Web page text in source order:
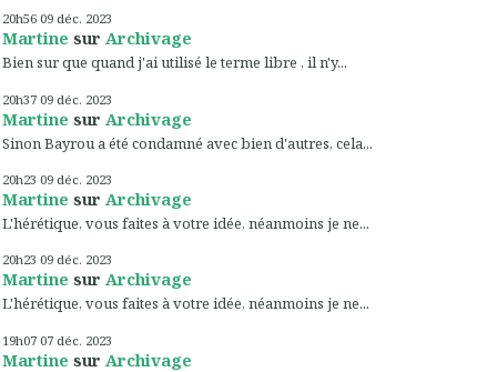
20h56 09 déc. 2023
Martine sur Archivage
Bien sur que quand j'ai utilisé le terme libre , il n'y...
20h37 09 déc. 2023
Martine sur Archivage
Sinon Bayrou a été condamné avec bien d'autres, cela...
20h23 09 déc. 2023
Martine sur Archivage
L'hérétique, vous faites à votre idée, néanmoins je ne...
20h23 09 déc. 2023
Martine sur Archivage
L'hérétique, vous faites à votre idée, néanmoins je ne...
19h07 07 déc. 2023
Martine sur Archivage